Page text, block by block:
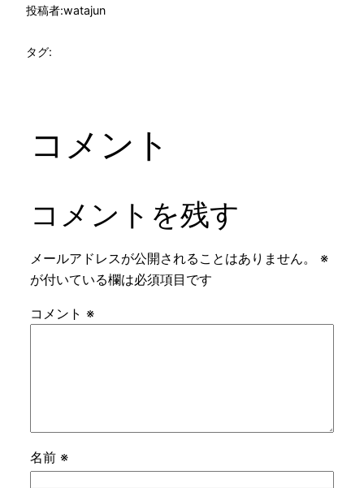
投稿者:watajun
タグ:
コメント
コメントを残す
メールアドレスが公開されることはありません。
※
が付いている欄は必須項目です
コメント ※
名前 ※